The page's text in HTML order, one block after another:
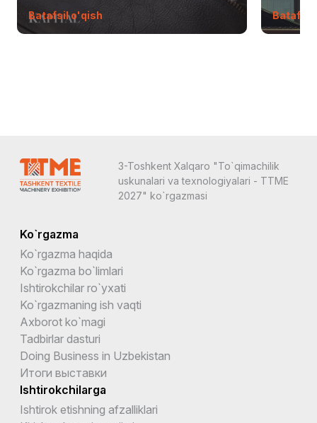
Batafsil o'qish Batafsil
3-Toshkent Xalqaro "To`qimachilik
uskunalari va texnologiyalari - TTME
2027" ko`rgazmasi
Ko`rgazma
Ko`rgazma haqida
Ko`rgazma bo`limlari
Ishtirokchilar ro`yxati
Ko`rgazmaning ish vaqti
Axborot ko`magi
Tadbirlar dasturi
Doing Business in Uzbekistan
Итоги выставки
Ishtirokchilarga
Ishtirok etishning afzalliklari